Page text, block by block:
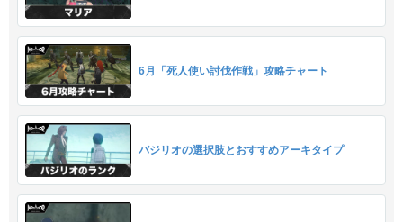
6月「死人使い討伐作戦」攻略チャート
バジリオの選択肢とおすすめアーキタイプ